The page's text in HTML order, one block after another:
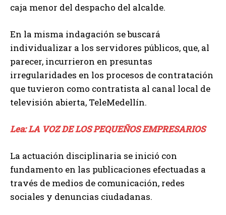
caja menor del despacho del alcalde.
En la misma indagación se buscará
individualizar a los servidores públicos, que, al
parecer, incurrieron en presuntas
irregularidades en los procesos de contratación
que tuvieron como contratista al canal local de
televisión abierta, TeleMedellín.
Lea: LA VOZ DE LOS PEQUEÑOS EMPRESARIOS
La actuación disciplinaria se inició con
fundamento en las publicaciones efectuadas a
través de medios de comunicación, redes
sociales y denuncias ciudadanas.